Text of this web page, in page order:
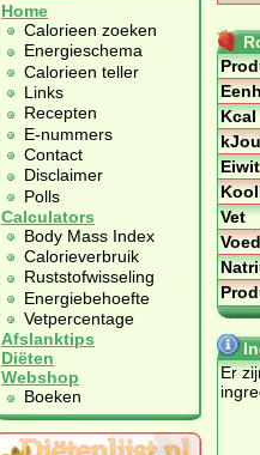
Home
Calorieen zoeken
Energieschema
Calorieen teller
Links
Recepten
E-nummers
Contact
Disclaimer
Polls
Calculators
Body Mass Index
Calorieverbruik
Ruststofwisseling
Energiebehoefte
Vetpercentage
Afslanktips
Diëten
Webshop
Boeken
Kcal
Eiwit
Vet
Er